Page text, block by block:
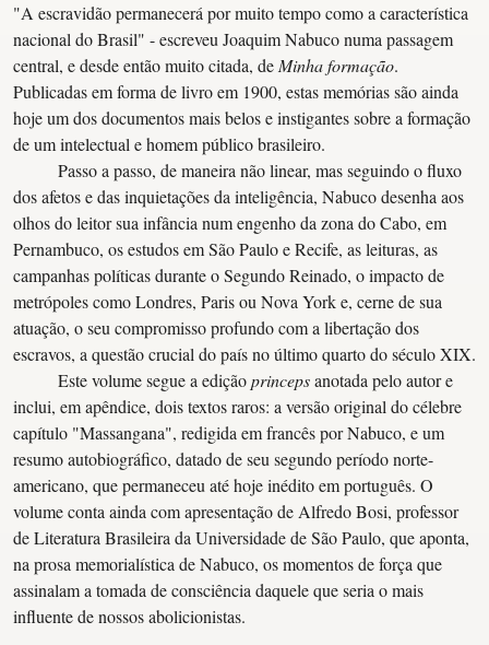
"A escravidão permanecerá por muito tempo como a característica
nacional do Brasil" - escreveu Joaquim Nabuco numa passagem
central, e desde então muito citada, de Minha formação.
Publicadas em forma de livro em 1900, estas memórias são ainda
hoje um dos documentos mais belos e instigantes sobre a formação
de um intelectual e homem público brasileiro.
Passo a passo, de maneira não linear, mas seguindo o fluxo
dos afetos e das inquietações da inteligência, Nabuco desenha aos
olhos do leitor sua infância num engenho da zona do Cabo, em
Pernambuco, os estudos em São Paulo e Recife, as leituras, as
campanhas políticas durante o Segundo Reinado, o impacto de
metrópoles como Londres, Paris ou Nova York e, cerne de sua
atuação, o seu compromisso profundo com a libertação dos
escravos, a questão crucial do país no último quarto do século XIX.
Este volume segue a ediçãoprincepsanotada pelo autor e
inclui, em apêndice, dois textos raros: a versão original do célebre
capítulo "Massangana", redigida em francês por Nabuco, e um
resumo autobiográfico, datado de seu segundo período norte-
americano, que permaneceu até hoje inédito em português. O
volume conta ainda com apresentação de Alfredo Bosi, professor
de Literatura Brasileira da Universidade de São Paulo, que aponta,
na prosa memorialística de Nabuco, os momentos de força que
assinalam a tomada de consciência daquele que seria o mais
influente de nossos abolicionistas.